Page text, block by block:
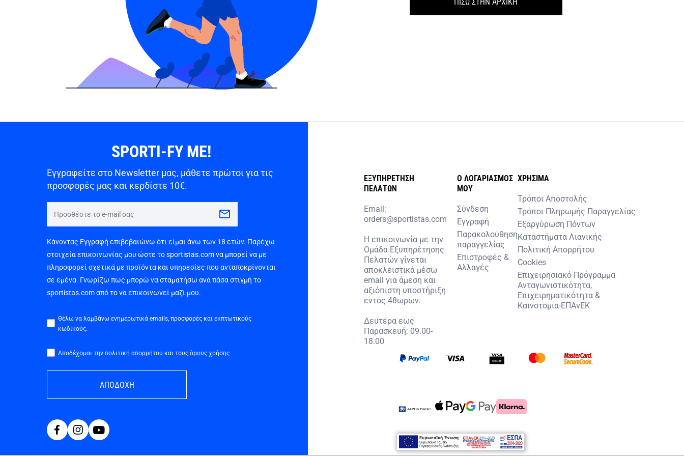
SPORTI-FY ME!
Εγγραφείτε στο Newsletter μας, μάθετε πρώτοι για τις
προσφορές μας και κερδίστε 10€.
Κάνοντας Εγγραφή επιβεβαιώνω ότι είμαι άνω των 18 ετών. Παρέχω
στοιχεία επικοινωνίας μου ώστε το sportistas.com να μπορεί να με
πληροφορεί σχετικά με προϊόντα και υπηρεσίες που ανταποκρίνονται
σε εμένα. Γνωρίζω πως μπορώ να σταματήσω ανά πάσα στιγμή το
sportistas.com από το να επικοινωνεί μαζί μου.
Θέλω να λαμβάνω ενημερωτικά emails, προσφορές και εκπτωτικούς
κωδικούς.
Αποδέχομαι την πολιτική απορρήτου και τους όρους χρήσης
ΑΠΟΔΟΧΗ
ΕΞΥΠΗΡΕΤΗΣΗ
ΠΕΛΑΤΩΝ
Email:
orders@sportistas.com
Η επικοινωνία με την
Ομάδα Εξυπηρέτησης
Πελατών γίνεται
αποκλειστικά μέσω
email για άμεση και
αξιόπιστη υποστήριξη
εντός 48ωρων.
Δευτέρα εως
Παρασκευή: 09.00-
18.00
O ΛΟΓΑΡΙΑΣΜOΣ
MOY
Σύνδεση
Εγγραφή
Παρακολούθηση
παραγγελίας
Επιστροφές &
Αλλαγές
ΧΡHΣΙΜΑ
Τρόποι Αποστολής
Τρόποι Πληρωμής Παραγγελίας
Εξαργύρωση Πόντων
Καταστήματα Λιανικής
Πολιτική Απορρήτου
Cookies
Επιχειρησιακό Πρόγραμμα
Ανταγωνιστικότητα,
Επιχειρηματικότητα &
Καινοτομία-ΕΠΑνΕΚ